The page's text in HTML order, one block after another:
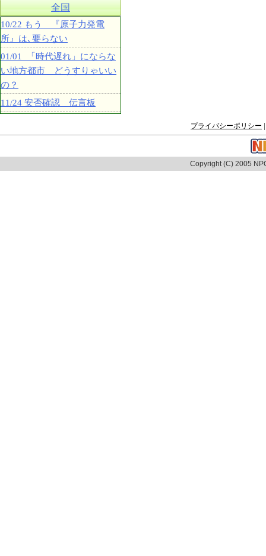
全国
10/22 もう 『原子力発電
所』は､要らない
01/01 「時代遅れ」にならな
い地方都市 どうすりゃいい
の？
11/24 安否確認 伝言板
プライバシーポリシー
Copyright (C) 2005